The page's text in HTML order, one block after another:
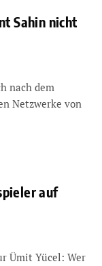
Sahin nicht
nach dem
Netzwerke von
auf
Ümit Yücel: Wer